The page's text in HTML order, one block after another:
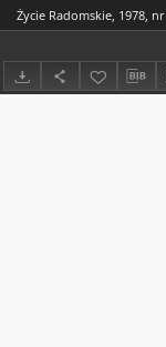
Życie Radomskie, 1978,